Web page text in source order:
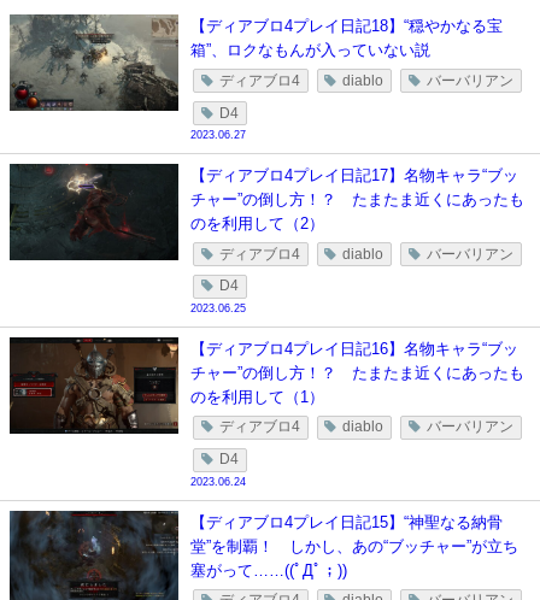
【ディアブロ4プレイ日記18】“穏やかなる宝
箱”、ロクなもんが入っていない説
ディアブロ4 diablo バーバリアン
D4
2023.06.27
【ディアブロ4プレイ日記17】名物キャラ“ブッ
チャー”の倒し方！？ たまたま近くにあったも
のを利用して（2）
ディアブロ4 diablo バーバリアン
D4
2023.06.25
【ディアブロ4プレイ日記16】名物キャラ“ブッ
チャー”の倒し方！？ たまたま近くにあったも
のを利用して（1）
ディアブロ4 diablo バーバリアン
D4
2023.06.24
【ディアブロ4プレイ日記15】“神聖なる納骨
堂”を制覇！ しかし、あの“ブッチャー”が立ち
塞がって……((ﾟДﾟ；))